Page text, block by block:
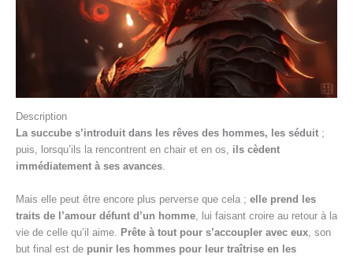
Description
La succube s’introduit dans les rêves des hommes, les séduit ;
puis, lorsqu’ils la rencontrent en chair et en os, ils cèdent
immédiatement à ses avances.
Mais elle peut être encore plus perverse que cela ; elle prend les
traits de l’amour défunt d’un homme , lui faisant croire au retour à la
vie de celle qu’il aime. Prête à tout pour s’accoupler avec eux , son
but final est de punir les hommes pour leur traîtrise en les